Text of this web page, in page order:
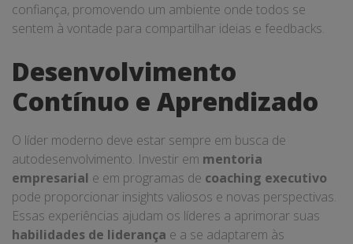
confiança, promovendo um ambiente onde todos se
sentem à vontade para compartilhar ideias e feedbacks.
Desenvolvimento
Contínuo e Aprendizado
O líder moderno deve estar sempre em busca de
autodesenvolvimento. Investir em mentoria
empresarial e em programas de coaching executivo
pode proporcionar insights valiosos e novas perspectivas.
Essas experiências ajudam os líderes a aprimorar suas
habilidades de liderança e a se adaptarem às